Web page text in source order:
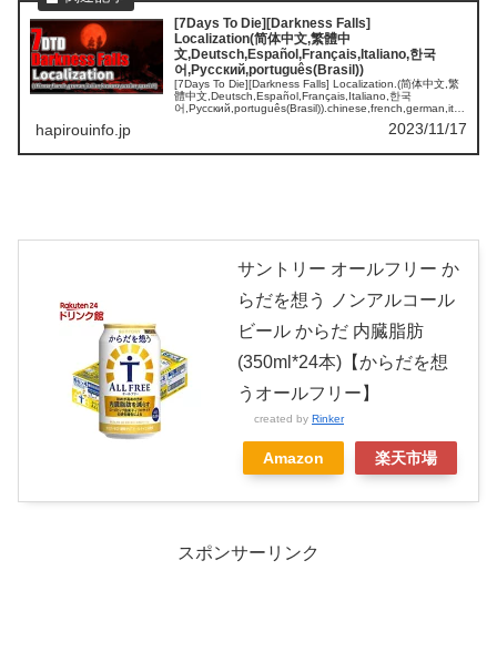
[7Days To Die][Darkness Falls]
Localization(简体中文,繁體中
文,Deutsch,Español,Français,Italiano,한국
어,Русский,português(Brasil))
[7Days To Die][Darkness Falls] Localization.(简体中文,繁
體中文,Deutsch,Español,Français,Italiano,한국
어,Русский,português(Brasil)).chinese,french,german,itali
hapirouinfo.jp 2023/11/17
サントリー オールフリー か
らだを想う ノンアルコール
ビール からだ 内臓脂肪
(350ml*24本)【からだを想
うオールフリー】
created by Rinker
Amazon 楽天市場
スポンサーリンク